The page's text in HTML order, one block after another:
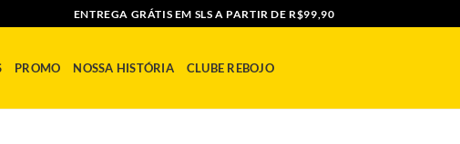
ENTREGA GRÁTIS EM SLS A PARTIR DE R$99,90
PROMO NOSSA HISTÓRIA CLUBE REBOJO